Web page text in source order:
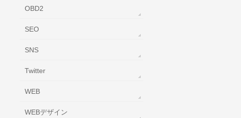
OBD2
SEO
SNS
Twitter
WEB
WEBデザイン